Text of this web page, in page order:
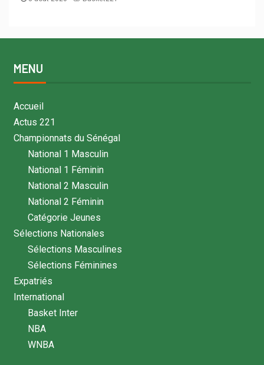
MENU
Accueil
Actus 221
Championnats du Sénégal
National 1 Masculin
National 1 Féminin
National 2 Masculin
National 2 Féminin
Catégorie Jeunes
Sélections Nationales
Sélections Masculines
Sélections Féminines
Expatriés
International
Basket Inter
NBA
WNBA